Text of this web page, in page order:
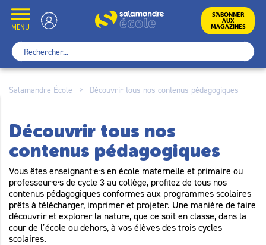
content
MENU
École S’ABONNER
AUX
MAGAZINES
Rechercher :
Salamandre École > Découvrir tous nos contenus pédagogiques
Découvrir tous nos
contenus pédagogiques
Vous êtes enseignant·e·s en école maternelle et primaire ou
professeur·e·s de cycle 3 au collège, profitez de tous nos
contenus pédagogiques conformes aux programmes scolaires
prêts à télécharger, imprimer et projeter. Une manière de faire
découvrir et explorer la nature, que ce soit en classe, dans la
cour de l’école ou dehors, à vos élèves des trois cycles
scolaires.